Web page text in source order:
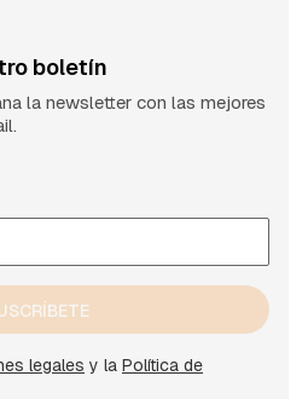
boletín
la newsletter con las mejores
legales y la Política de